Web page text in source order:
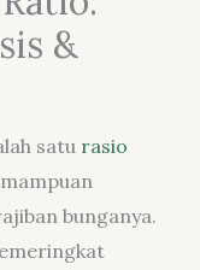
&
satu rasio
bunganya.